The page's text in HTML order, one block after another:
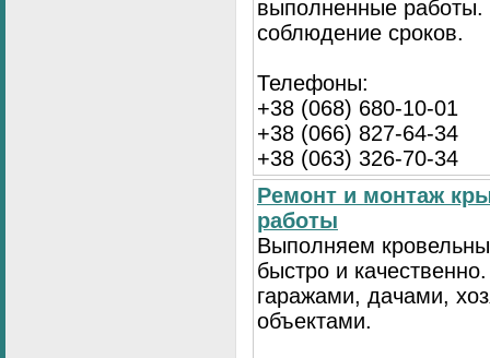
выполненные работы.
соблюдение сроков.
Телефоны:
+38 (068) 680-10-01
+38 (066) 827-64-34
+38 (063) 326-70-34
Ремонт и монтаж
работы
Выполняем
быстро и
гаражами, дачами,
объектами.